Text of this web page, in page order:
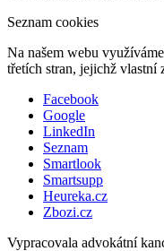
Seznam cookies
Na našem webu
třetích stran, jejichž vlastní
Facebook
Google
LinkedIn
Seznam
Smartlook
Smartsupp
Heureka.cz
Zbozi.cz
Vypracovala advokátní